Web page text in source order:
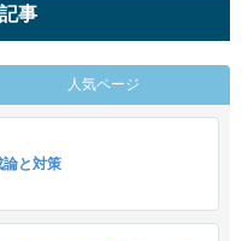
事
人気ページ
論と対策